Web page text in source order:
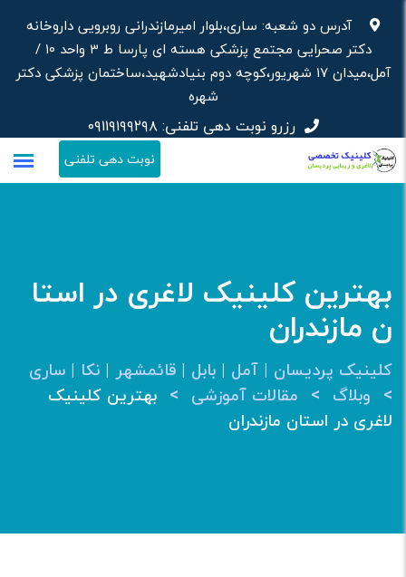
محتوا
آدرس دو شعبه: ساری،بلوار امیرمازندرانی روبرویی داروخانه‌
دکتر صحرایی مجتمع پزشکی هسته ای پارسا ط ۳ واحد ۱۰ /
آمل،میدان ۱۷ شهریور،کوچه دوم بنیادشهید،ساختمان پزشکی دکتر
شهره
رزرو نوبت دهی تلفنی:۰۹۱۱۹۱۹۹۲۹۸
نوبت دهی تلفنی
بهترین کلینیک لاغری در استا
ن مازندران
کلینیک پردیسان | آمل | بابل | قائمشهر | نکا | ساری
> وبلاگ > مقالات آموزشی > بهترین کلینیک
لاغری در استان مازندران